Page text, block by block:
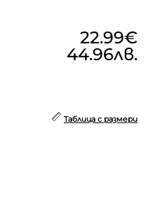
22.99€
44.96лв.
Таблица с размери